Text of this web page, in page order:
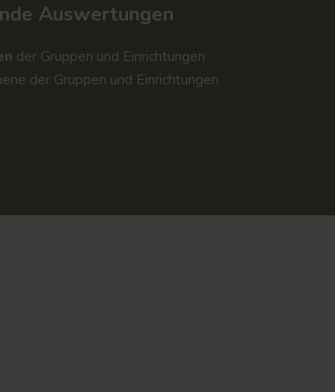
Auswertungen
der Gruppen und Einrichtungen
der Gruppen und Einrichtungen